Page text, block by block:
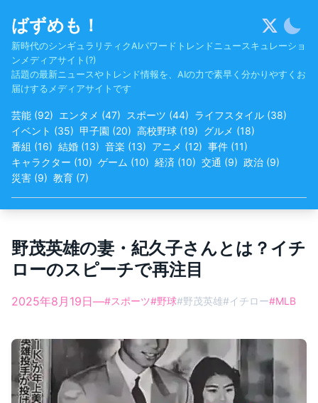
content
ばずめも！
新時代のシンギュラリティクAIパワードトレンドニュースキュレーショ
ンメディアサイト(?)
話題の最新ニュースやトレンド情報を、AIの力で素早く分かりやすくお
届けするメディアサイトです
芸能 (92) エンタメ (47) スポーツ (44) ライフスタイル (38)
イベント (35) 甲子園 (20) 高校野球 (19) グルメ (18)
番組 (16) 結婚 (13) 音楽 (13) アニメ (12) 事件 (11)
キャラクター (10) ゲーム (10) 経済 (10) 交通 (9) 政治 (9)
災害 (9) 教育 (7)
野茂英雄の妻・紀久子さんとは？イチ
ローのスピーチで再注目
2025年8月19日—#スポーツ#野球#野茂英雄#イチロー#MLB